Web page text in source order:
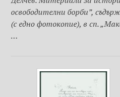
освободителни борби”,
(с едно фотокопие), в сп.
…